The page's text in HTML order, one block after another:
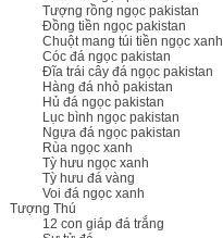
Tượng rồng ngọc pakistan
Đồng tiền ngọc pakistan
Chuột mang túi tiền ngọc xanh
Cóc đá ngọc pakistan
Đĩa trái cây đá ngọc pakistan
Hàng đá nhỏ pakistan
Hủ đá ngọc pakistan
Lục bình ngọc pakistan
Ngựa đá ngọc pakistan
Rùa ngọc xanh
Tỳ hưu ngọc xanh
Tỳ hưu đá vàng
Voi đá ngọc xanh
Tượng Thú
12 con giáp đá trắng